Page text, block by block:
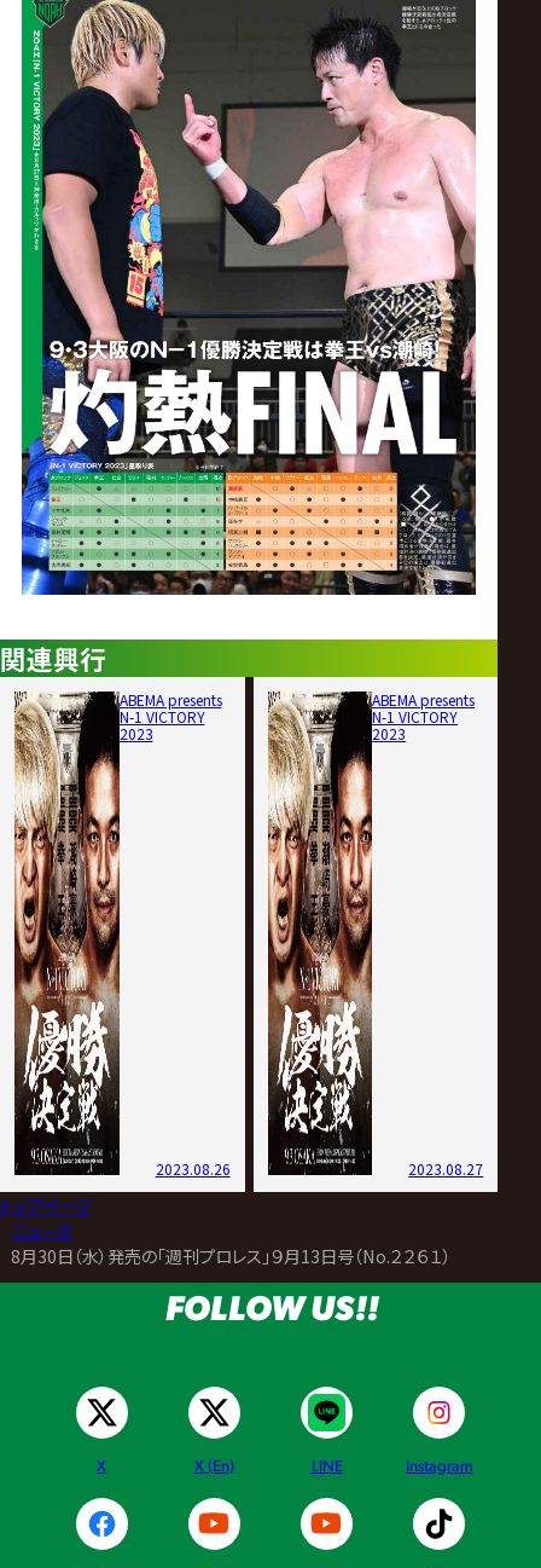
関連興行
ABEMA presents
N-1 VICTORY
2023
2023.08.26
ABEMA presents
N-1 VICTORY
2023
2023.08.27
トップページ
ニュース
8月30日（水）発売の「週刊プロレス」９月13日号（No.２２６１）
FOLLOW US!!
X X (En) LINE Instagram